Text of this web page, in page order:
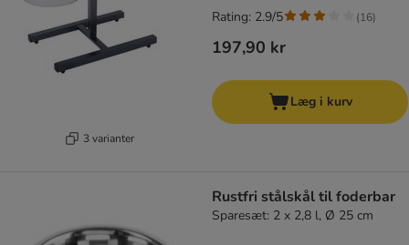
3 varianter
197,90 kr
Rating: 2.9/5 (16)
Læg i kurv
Rustfri stålskål til foderbar
Sparesæt: 2 x 2,8 l, Ø 25 cm